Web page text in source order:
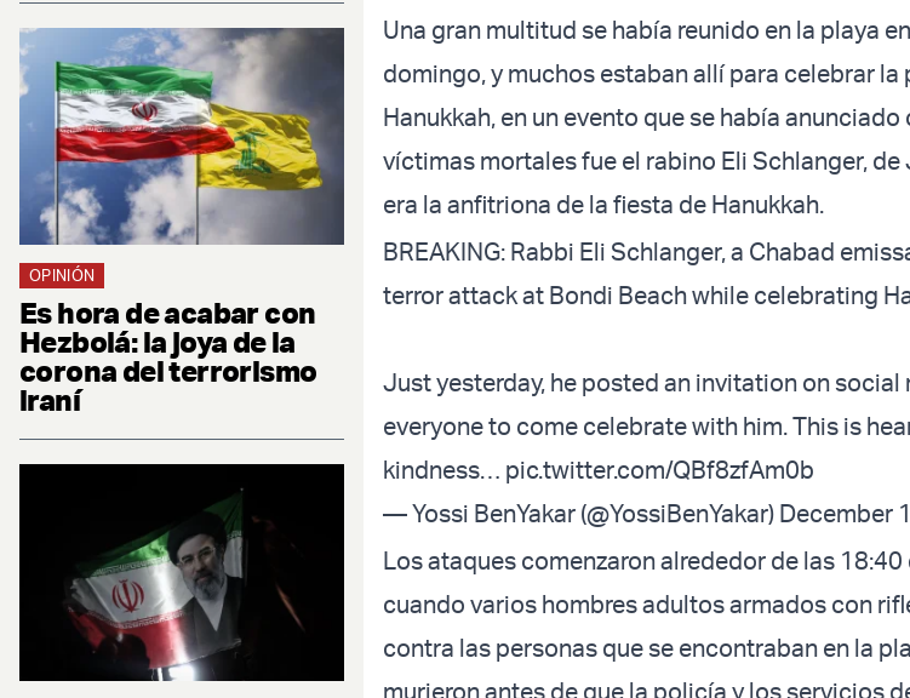
OPINIÓN
Es hora de acabar con
Hezbolá: la joya de la
corona del terrorismo
iraní
Una gran multitud se había reunido en la playa
domingo, y muchos estaban allí para celebrar la
Hanukkah, en un evento que se había
víctimas mortales fue el rabino Eli Schlanger,
era la anfitriona de la fiesta de Hanukkah.
BREAKING: Rabbi Eli Schlanger, a Chabad
terror attack at Bondi Beach while celebrating
Just yesterday, he posted an invitation on
everyone to come celebrate with him. This is
kindness… pic.twitter.com/QBf8zfAm0b
— Yossi BenYakar (@YossiBenYakar) December
Los ataques comenzaron alrededor de las
cuando varios hombres adultos armados con
contra las personas que se encontraban en la
murieron antes de que la policía y los servicios